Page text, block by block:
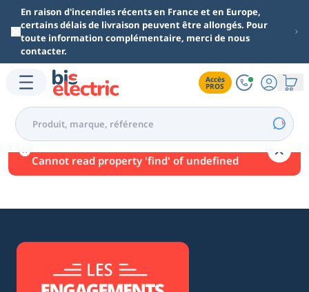
Aller au contenu principal
En raison d'incendies récents en France et en Europe,
certains délais de livraison peuvent être allongés. Pour
toute information complémentaire, merci de nous
contacter.
Accès
PROS
Une erreur est survenue.
Cannot read property 'find' of undefined